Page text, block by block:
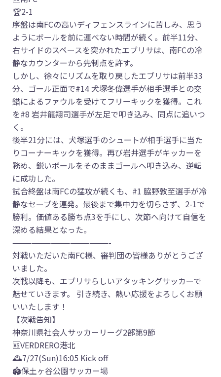
🏆2-1
序盤は南FCの高いディフェンスラインに苦しみ、思う
ようにボールを前に運べない時間が続く。前半11分、
右サイドのスペースを突かれたエブリサは、南FCの冷
静なカウンターから先制点を許す。
しかし、徐々にリズムを取り戻したエブリサは前半33
分、ゴール正面で#14 犬塚冬偉選手が相手選手との交
錯によるファウルを受けてフリーキックを獲得。これ
を#8 岩井龍翔司選手が左足で叩き込み、同点に追いつ
く。
後半21分には、犬塚選手のシュートが相手選手に当た
りコーナーキックを獲得。再び岩井選手がキッカーを
務め、鋭いボールをそのままゴールへ叩き込み、逆転
に成功した。
試合終盤は南FCの猛攻が続くも、#1 脇野敦至選手が冷
静なセーブを連発。最後まで集中力を切らさず、2-1で
勝利。価値ある勝ち点3を手にし、次節へ向けて自信を
深める結果となった。
———————————————-
対戦いただいた南FC様、審判団の皆様ありがとうござ
いました。
次戦以降も、エブリサらしいアタッキングサッカーで
魅せていきます。 引き続き、熱い応援をよろしくお願
いいたします！
【次戦告知】
神奈川県社会人サッカーリーグ2部第9節
🆚VERDRERO港北
🕰️7/27(Sun)16:05 Kick off
🏟️保土ヶ谷公園サッカー場